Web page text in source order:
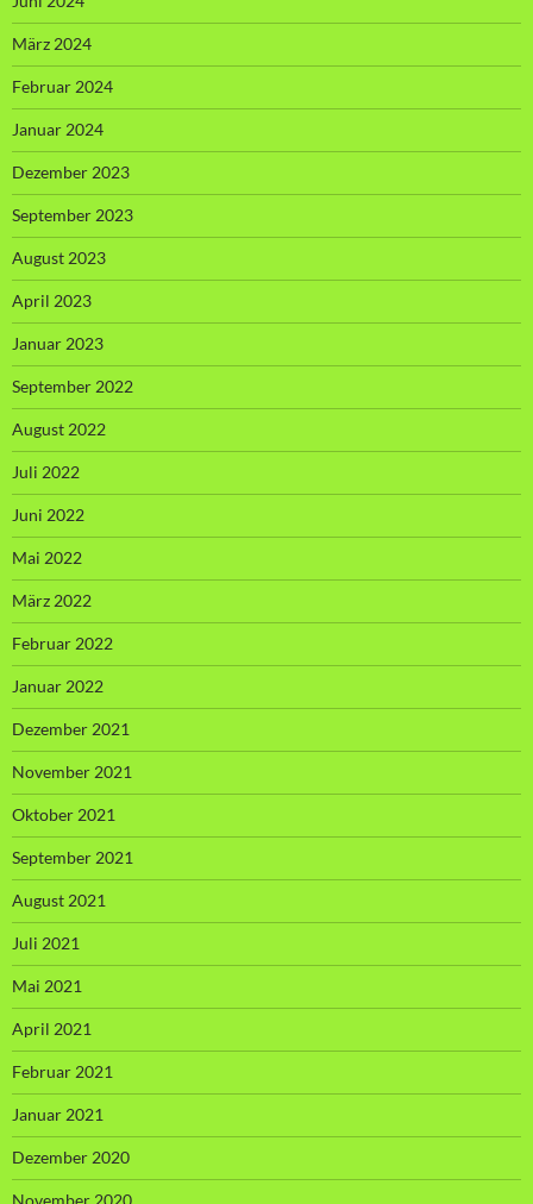
März 2024
Februar 2024
Januar 2024
Dezember 2023
September 2023
August 2023
April 2023
Januar 2023
September 2022
August 2022
Juli 2022
Juni 2022
Mai 2022
März 2022
Februar 2022
Januar 2022
Dezember 2021
November 2021
Oktober 2021
September 2021
August 2021
Juli 2021
Mai 2021
April 2021
Februar 2021
Januar 2021
Dezember 2020
November 2020